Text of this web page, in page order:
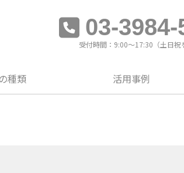
03-3984-
受付時間：9:00～17:30（土日祝
種類 活用事例